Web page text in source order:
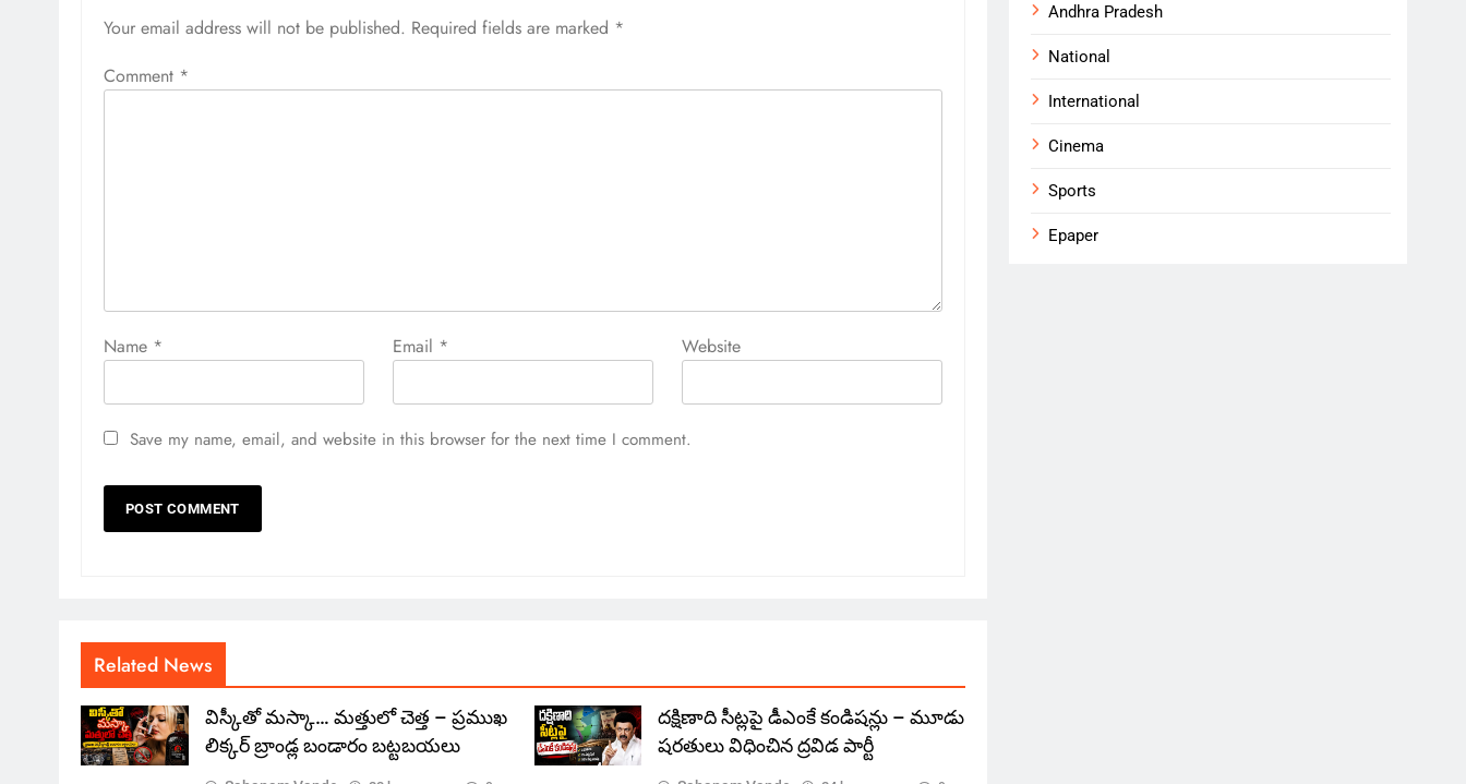
Your email address will not be published. Required fields are marked *
Comment *
Name * Email * Website
Save my name, email, and website in this browser for the next time I comment.
Related News
విస్కీతో మస్కా… మత్తులో చెత్త – ప్రముఖ
లిక్కర్ బ్రాండ్ల బండారం బట్టబయలు
దక్షిణాది సీట్లపై డీఎంకే కండిషన్లు – మూడు
షరతులు విధించిన ద్రవిడ పార్టీ
Andhra Pradesh
National
International
Cinema
Sports
Epaper